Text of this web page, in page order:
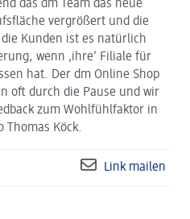
das dm Team das neue
vergrößert und die
Kunden ist es natürlich
wenn ‚ihre‘ Filiale für
hat. Der dm Online Shop
oft durch die Pause und wir
zum Wohlfühlfaktor in
Thomas Köck.
Link mailen